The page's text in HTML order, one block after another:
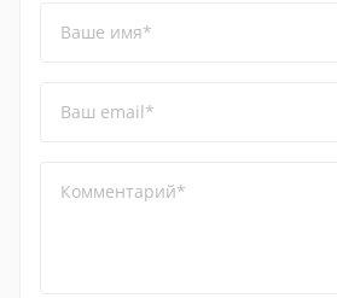
Ваше имя*
Ваш email*
Комментарий*